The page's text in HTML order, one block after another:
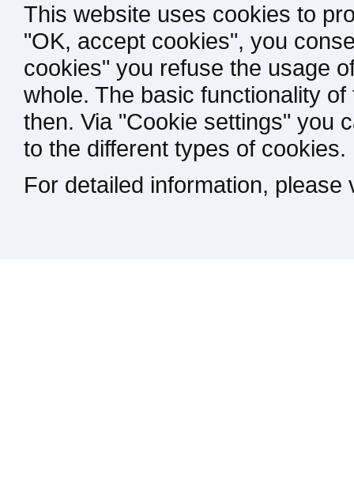
This website uses cookies to
"OK, accept cookies", you
cookies" you refuse the usage
whole. The basic functionality
then. Via "Cookie settings" you
to the different types of cookies.
For detailed information,